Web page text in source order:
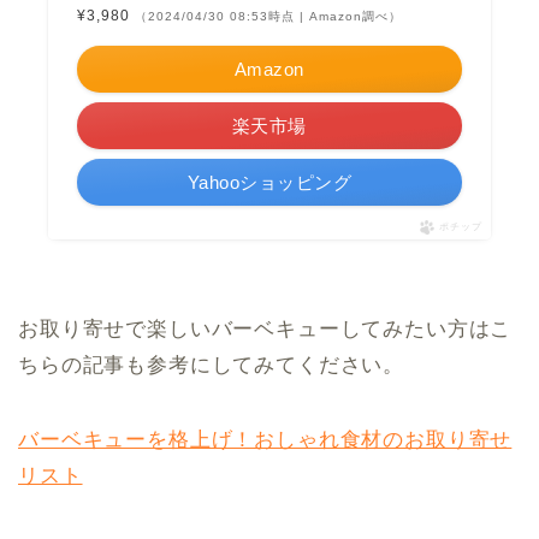
¥3,980 （2024/04/30 08:53時点 | Amazon調べ）
Amazon
楽天市場
Yahooショッピング
ポチップ
お取り寄せで楽しいバーベキューしてみたい方はこ
ちらの記事も参考にしてみてください。
バーベキューを格上げ！おしゃれ食材のお取り寄せ
リスト